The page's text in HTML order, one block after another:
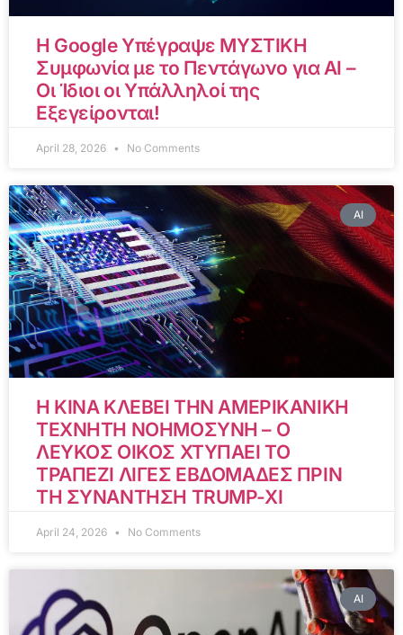
Η Google Υπέγραψε ΜΥΣΤΙΚΗ
Συμφωνία με το Πεντάγωνο για AI –
Οι Ίδιοι οι Υπάλληλοί της
Εξεγείρονται!
April 28, 2026 No Comments
AI
Η ΚΙΝΑ ΚΛΕΒΕΙ ΤΗΝ ΑΜΕΡΙΚΑΝΙΚΗ
ΤΕΧΝΗΤΗ ΝΟΗΜΟΣΥΝΗ – Ο
ΛΕΥΚΟΣ ΟΙΚΟΣ ΧΤΥΠΑΕΙ ΤΟ
ΤΡΑΠΕΖΙ ΛΙΓΕΣ ΕΒΔΟΜΑΔΕΣ ΠΡΙΝ
ΤΗ ΣΥΝΑΝΤΗΣΗ TRUMP-XI
April 24, 2026 No Comments
AI